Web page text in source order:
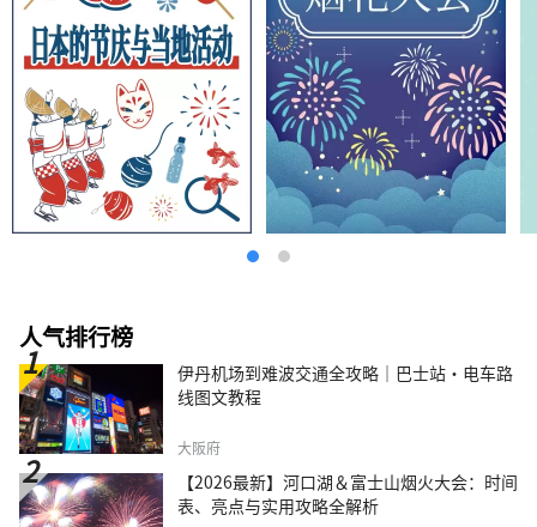
人气排行榜
伊丹机场到难波交通全攻略｜巴士站・电车路
线图文教程
大阪府
【2026最新】河口湖＆富士山烟火大会：时间
表、亮点与实用攻略全解析